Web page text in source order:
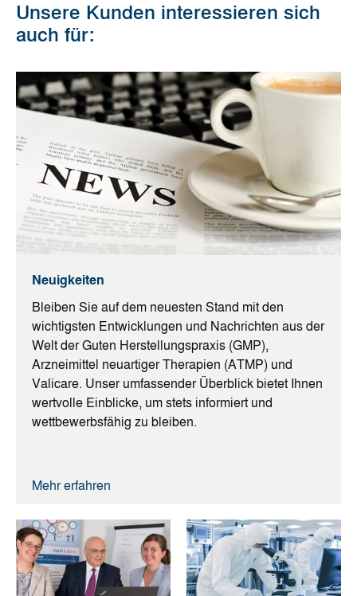
Unsere Kunden interessieren sich
auch für:
Neuigkeiten
Bleiben Sie auf dem neuesten Stand mit den
wichtigsten Entwicklungen und Nachrichten aus der
Welt der Guten Herstellungspraxis (GMP),
Arzneimittel neuartiger Therapien (ATMP) und
Valicare. Unser umfassender Überblick bietet Ihnen
wertvolle Einblicke, um stets informiert und
wettbewerbsfähig zu bleiben.
Mehr erfahren